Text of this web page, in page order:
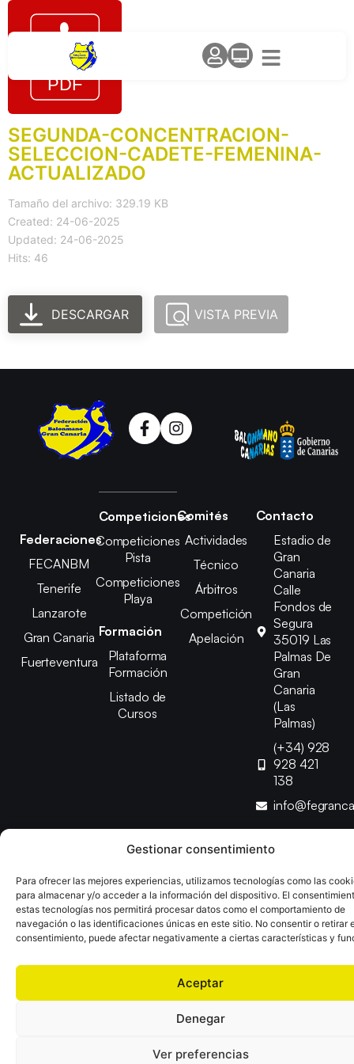
Gestionar consentimiento
Para ofrecer las mejores experiencias, utilizamos tecnologías como las
para almacenar y/o acceder a la información del dispositivo. El
estas tecnologías nos permitirá procesar datos como el comportamiento de
navegación o las identificaciones únicas en este sitio. No consentir o retirar
consentimiento, puede afectar negativamente a ciertas características y
Aceptar
Denegar
Ver preferencias
SEGUNDA-CONCENTRACION-
SELECCION-CADETE-FEMENINA-
ACTUALIZADO
Tamaño del archivo: 329.19 KB
Created: 24-06-2025
Updated: 24-06-2025
Hits: 46
DESCARGAR VISTA PREVIA
Federaciones
FECANBM
Tenerife
Lanzarote
Gran Canaria
Fuerteventura
Competiciones
Competiciones
Pista
Competiciones
Playa
Formación
Plataforma
Formación
Listado de
Cursos
Comités
Actividades
Técnico
Árbitros
Competición
Apelación
Contacto
Estadio de
Gran
Canaria
Calle
Fondos de
Segura
35019 Las
Palmas De
Gran
Canaria
(Las
Palmas)
(+34) 928
928 421
138
Copyright © 2025 Federación Canaria de Balonmano |
Aviso LegalPolítica de CookiesPolítica de Privacidad
Declaración de AccesibilidadPolítica de Ventas